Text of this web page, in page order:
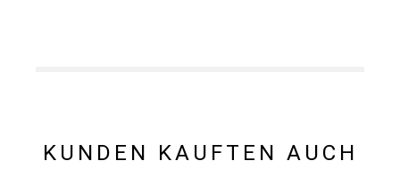
KUNDEN KAUFTEN AUCH